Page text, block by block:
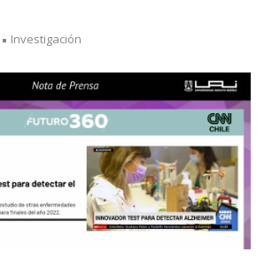
Investigación